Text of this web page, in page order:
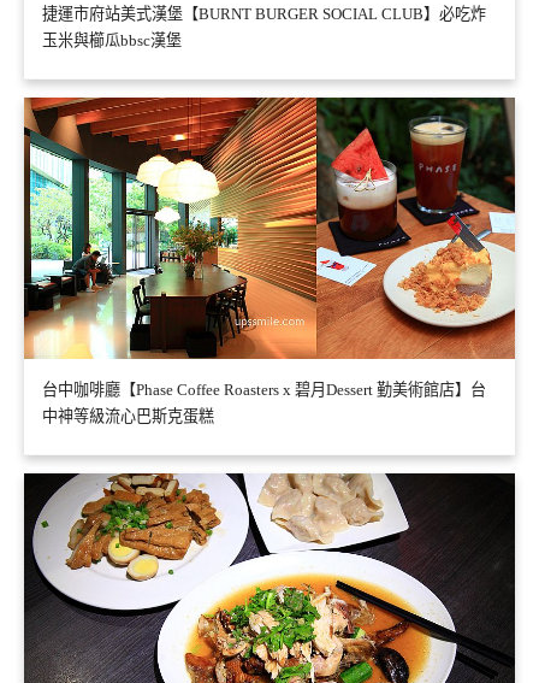
捷運市府站美式漢堡【BURNT BURGER SOCIAL CLUB】必吃炸
玉米與櫛瓜bbsc漢堡
台中咖啡廳【Phase Coffee Roasters x 碧月Dessert 勤美術館店】台
中神等級流心巴斯克蛋糕